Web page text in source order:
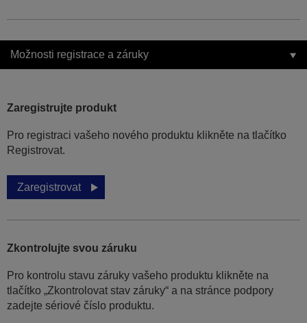
Možnosti registrace a záruky
Zaregistrujte produkt
Pro registraci vašeho nového produktu klikněte na tlačítko
Registrovat.
Zaregistrovat
Zkontrolujte svou záruku
Pro kontrolu stavu záruky vašeho produktu klikněte na
tlačítko „Zkontrolovat stav záruky“ a na stránce podpory
zadejte sériové číslo produktu.